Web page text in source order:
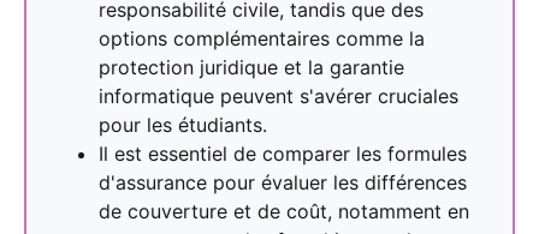
responsabilité civile, tandis que des
options complémentaires comme la
protection juridique et la garantie
informatique peuvent s'avérer cruciales
pour les étudiants.
Il est essentiel de comparer les formules
d'assurance pour évaluer les différences
de couverture et de coût, notamment en